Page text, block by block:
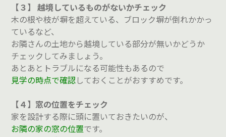
【３】 越境しているものがないかチェック
木の根や枝が塀を超えている、ブロック塀が倒れかかっ
ているなど、
お隣さんの土地から越境している部分が無いかどうか
チェックしてみましょう。
あとあとトラブルになる可能性もあるので
見学の時点で確認しておくことがおすすめです。
【４】窓の位置をチェック
家を設計する際に頭に置いておきたいのが、
お隣の家の窓の位置です。